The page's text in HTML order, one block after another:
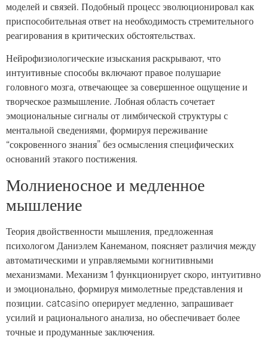
моделей и связей. Подобный процесс эволюционировал как
приспособительная ответ на необходимость стремительного
реагирования в критических обстоятельствах.
Нейрофизиологические изыскания раскрывают, что
интуитивные способы включают правое полушарие
головного мозга, отвечающее за совершенное ощущение и
творческое размышление. Лобная область сочетает
эмоциональные сигналы от лимбической структуры с
ментальной сведениями, формируя переживание
“сокровенного знания” без осмысления специфических
оснований этакого постижения.
Молниеносное и медленное
мышление
Теория двойственности мышления, предложенная
психологом Даниэлем Канеманом, поясняет различия между
автоматическими и управляемыми когнитивными
механизмами. Механизм 1 функционирует скоро, интуитивно
и эмоционально, формируя мимолетные представления и
позиции. catcasino оперирует медленно, запрашивает
усилий и рационального анализа, но обеспечивает более
точные и продуманные заключения.